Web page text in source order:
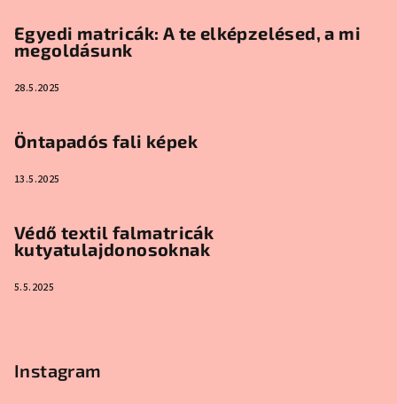
Egyedi matricák: A te elképzelésed, a mi
megoldásunk
28.5.2025
Öntapadós fali képek
13.5.2025
Védő textil falmatricák
kutyatulajdonosoknak
5.5.2025
Instagram